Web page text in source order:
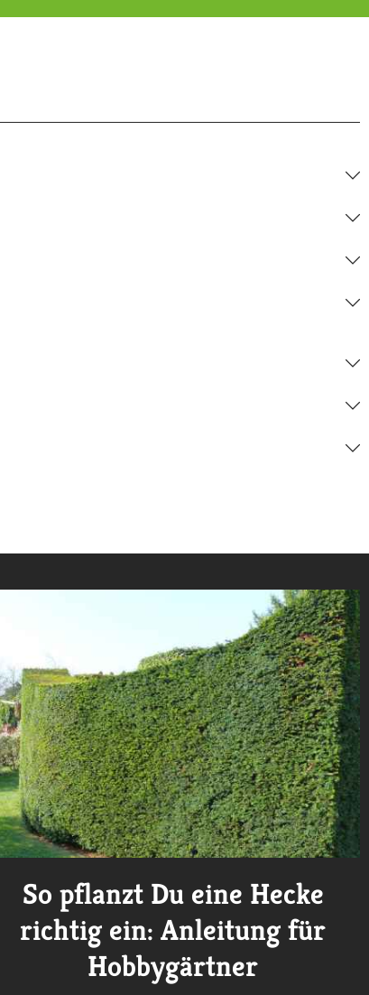
So pflanzt Du eine Hecke
richtig ein: Anleitung für
Hobbygärtner